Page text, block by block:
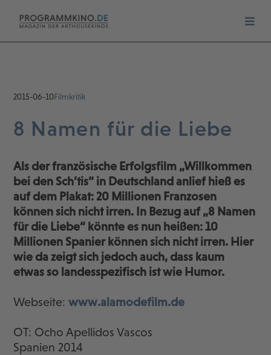
2015-06-10Filmkritik
8 Namen für die Liebe
Als der französische Erfolgsfilm „Willkommen
bei den Sch’tis“ in Deutschland anlief hieß es
auf dem Plakat: 20 Millionen Franzosen
können sich nicht irren. In Bezug auf „8 Namen
für die Liebe“ könnte es nun heißen: 10
Millionen Spanier können sich nicht irren. Hier
wie da zeigt sich jedoch auch, dass kaum
etwas so landesspezifisch ist wie Humor.
Webseite:www.alamodefilm.de
OT: Ocho Apellidos Vascos
Spanien 2014